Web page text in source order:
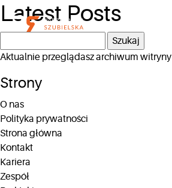
Latest Posts
Aktualnie przeglądasz archiwum witryny
Strony
O nas
Polityka prywatności
Strona główna
Kontakt
Kariera
Zespół